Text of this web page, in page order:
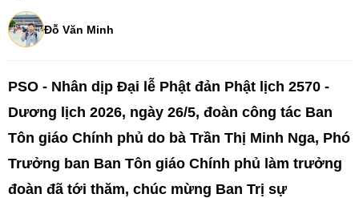
Đỗ Văn Minh
PSO - Nhân dịp Đại lễ Phật đản Phật lịch 2570 -
Dương lịch 2026, ngày 26/5, đoàn công tác Ban
Tôn giáo Chính phủ do bà Trần Thị Minh Nga, Phó
Trưởng ban Ban Tôn giáo Chính phủ làm trưởng
đoàn đã tới thăm, chúc mừng Ban Trị sự